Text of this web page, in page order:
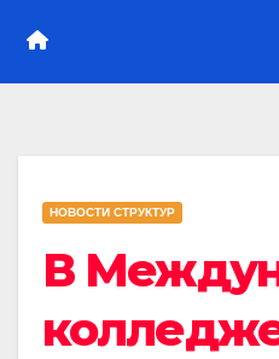
НОВОСТИ СТРУКТУР
В